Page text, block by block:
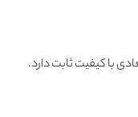
با کیفیت ثابت دارد.